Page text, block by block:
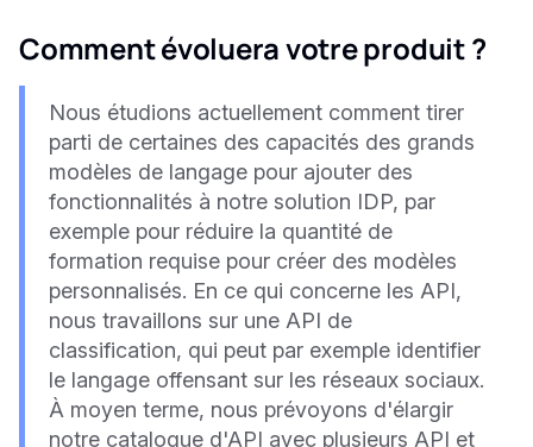
Comment évoluera votre produit ?
Nous étudions actuellement comment tirer
parti de certaines des capacités des grands
modèles de langage pour ajouter des
fonctionnalités à notre solution IDP, par
exemple pour réduire la quantité de
formation requise pour créer des modèles
personnalisés. En ce qui concerne les API,
nous travaillons sur une API de
classification, qui peut par exemple identifier
le langage offensant sur les réseaux sociaux.
À moyen terme, nous prévoyons d'élargir
notre catalogue d'API avec plusieurs API et